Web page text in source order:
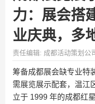
力：展会搭
业庆典，多
责任编辑: 成都活动策划公
筹备成都展会缺专业特
需展览展示配套，温江
立于 1999 年的成都红